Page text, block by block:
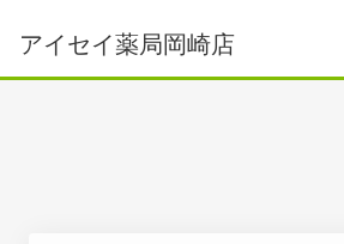
アイセイ薬局岡崎店